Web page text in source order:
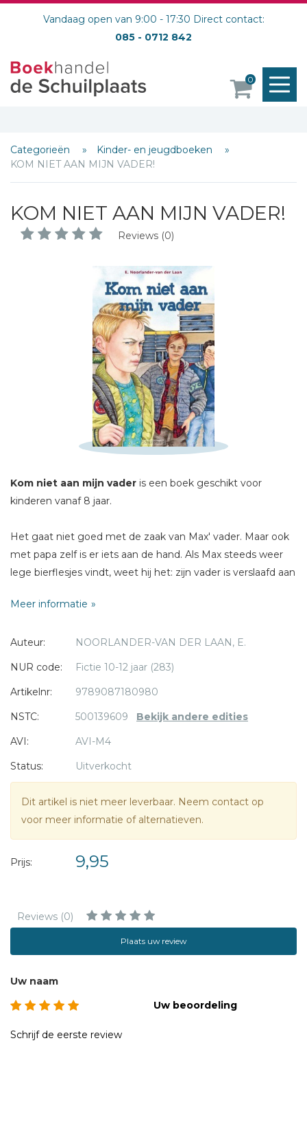
Vandaag open van 9:00 - 17:30 Direct contact:
085 - 0712 842
0
Categorieën
Kinder- en jeugdboeken
KOM NIET AAN MIJN VADER!
KOM NIET AAN MIJN VADER!
Reviews (0)
Kom niet aan mijn vader is een boek geschikt voor
kinderen vanaf 8 jaar.
Het gaat niet goed met de zaak van Max' vader. Maar ook
met papa zelf is er iets aan de hand. Als Max steeds weer
lege bierflesjes vindt, weet hij het: zijn vader is verslaafd aan
niet meer bij zijn huiswerk, is vaak weg en komt zelfs niet
bewusteloos in zijn kantoor. Papa moet in therapie, maar
wordt hij ooit weer beter? En zullen de jongens op school
het blijft zijn vader!
Meer informatie
Auteur:
NOORLANDER-VAN DER LAAN, E.
NUR code:
Fictie 10-12 jaar (283)
Artikelnr:
9789087180980
NSTC:
500139609 Bekijk andere edities
AVI:
AVI-M4
Status:
Uitverkocht
Dit artikel is niet meer leverbaar. Neem contact op
voor meer informatie of alternatieven.
Prijs: 9,95
Reviews (0)
Plaats uw review
Schrijf hieronder je review!
Uw naam
Uw beoordeling
Schrijf de eerste review